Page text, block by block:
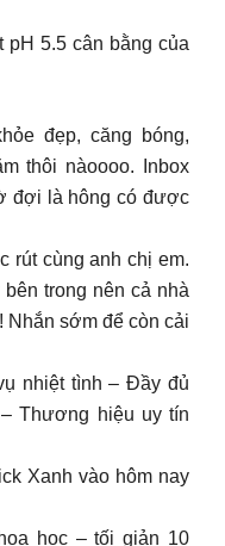
5.5 cân bằng của
đẹp, căng bóng,
thôi nàoooo. Inbox
đợi là hông có được
rút cùng anh chị em.
trong nên cả nhà
Nhắn sớm để còn cải
nhiệt tình – Đầy đủ
Thương hiệu uy tín
Xanh vào hôm nay
học – tối giản 10